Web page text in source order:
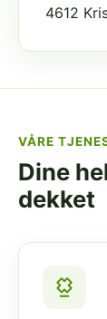
4612
VÅRE
Dine
dekket